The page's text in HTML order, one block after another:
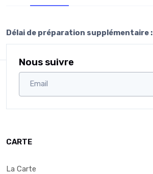
Délai de préparation supplémentaire :
Nous suivre
CARTE
La Carte